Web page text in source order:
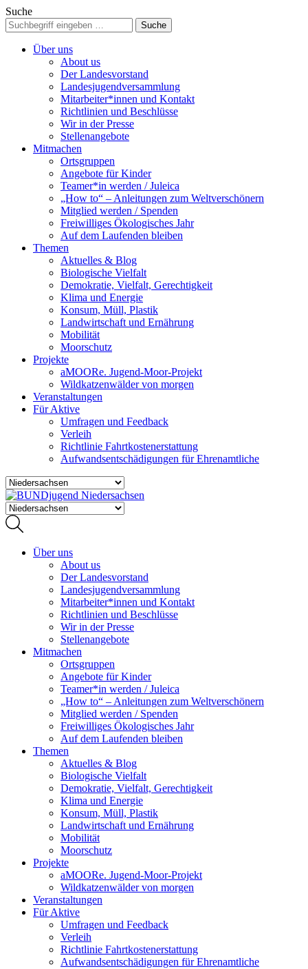
Suche
Über uns
About us
Der Landesvorstand
Landesjugendversammlung
Mitarbeiter*innen und Kontakt
Richtlinien und Beschlüsse
Wir in der Presse
Stellenangebote
Mitmachen
Ortsgruppen
Angebote für Kinder
Teamer*in werden / Juleica
„How to“ – Anleitungen zum Weltverschönern
Mitglied werden / Spenden
Freiwilliges Ökologisches Jahr
Auf dem Laufenden bleiben
Themen
Aktuelles & Blog
Biologische Vielfalt
Demokratie, Vielfalt, Gerechtigkeit
Klima und Energie
Konsum, Müll, Plastik
Landwirtschaft und Ernährung
Mobilität
Moorschutz
Projekte
aMOORe. Jugend-Moor-Projekt
Wildkatzenwälder von morgen
Veranstaltungen
Für Aktive
Umfragen und Feedback
Verleih
Richtlinie Fahrtkostenerstattung
Aufwandsentschädigungen für Ehrenamtliche
Über uns
About us
Der Landesvorstand
Landesjugendversammlung
Mitarbeiter*innen und Kontakt
Richtlinien und Beschlüsse
Wir in der Presse
Stellenangebote
Mitmachen
Ortsgruppen
Angebote für Kinder
Teamer*in werden / Juleica
„How to“ – Anleitungen zum Weltverschönern
Mitglied werden / Spenden
Freiwilliges Ökologisches Jahr
Auf dem Laufenden bleiben
Themen
Aktuelles & Blog
Biologische Vielfalt
Demokratie, Vielfalt, Gerechtigkeit
Klima und Energie
Konsum, Müll, Plastik
Landwirtschaft und Ernährung
Mobilität
Moorschutz
Projekte
aMOORe. Jugend-Moor-Projekt
Wildkatzenwälder von morgen
Veranstaltungen
Für Aktive
Umfragen und Feedback
Verleih
Richtlinie Fahrtkostenerstattung
Aufwandsentschädigungen für Ehrenamtliche